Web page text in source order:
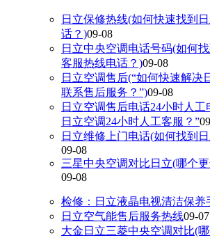
日立保修热线(如何快速找到
话？)09-08
日立中央空调电话号码(如何
客服热线电话？)09-08
日立空调售后(“如何快速解决
联系售后服务？”)09-08
日立空调售后电话24小时人
日立空调24小时人工客服？”
日立维修上门电话(如何找到
09-08
三星中央空调对比日立(哪个
09-08
检修：日立液晶电视清洁保养
日立空气能售后服务热线09-07
大金日立三菱中央空调对比(